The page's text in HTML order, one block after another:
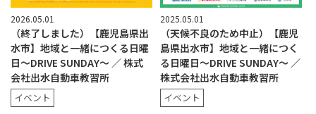
2026.05.01
（終了しました）【鹿児島県出
水市】地域と一緒につくる日曜
日〜DRIVE SUNDAY〜 ／ 株式
会社出水自動車教習所
イベント
2025.05.01
（天候不良のため中止）【鹿児
島県出水市】地域と一緒につく
る日曜日〜DRIVE SUNDAY〜 ／
株式会社出水自動車教習所
イベント